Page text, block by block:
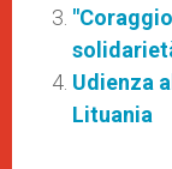
Udienza
Lituania